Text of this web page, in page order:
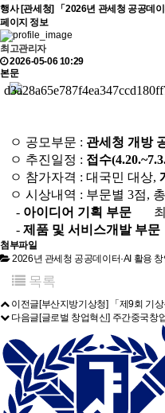
행사 [관세청] 「2026년 관세청 공공데
페이지 정보
최고관리자
2026-05-06 10:29
본문
ㅇ 공모부문 : 관세청 개방
ㅇ 추진일정 : 접수
ㅇ 참가자격 : 대국민 대상,
ㅇ 시상내역 : 부문별 3점,
- 아이디어 기획 부문 최
- 제품 및 서비스개발 부문
첨부파일
2026년 관세청 공공데이터·AI 활용
목록
이전글[부산지방기상청] 「제9회 기
다음글[글로벌 창업혁신] 주간중국창